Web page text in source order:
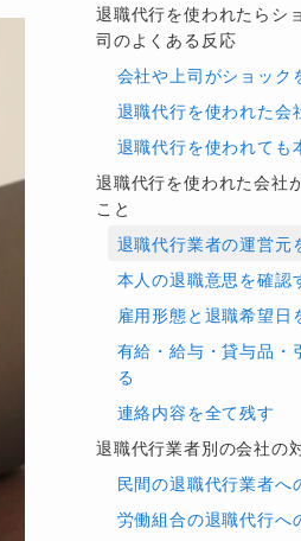
退職代行を使われたらシ
司のよくある反応
会社や上司がショック
退職代行を使われた会
退職代行を使われても
退職代行を使われた会社
こと
退職代行業者の運営元
本人の退職意思を確認
雇用形態と退職希望日
有給・給与・貸与品・
る
連絡内容を全て残す
退職代行業者別の会社の
民間の退職代行業者へ
労働組合の退職代行へ